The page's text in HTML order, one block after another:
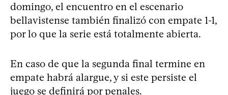
domingo, el encuentro en el escenario
bellavistense también finalizó con empate 1-1,
por lo que la serie está totalmente abierta.
En caso de que la segunda final termine en
empate habrá alargue, y si este persiste el
juego se definirá por penales.